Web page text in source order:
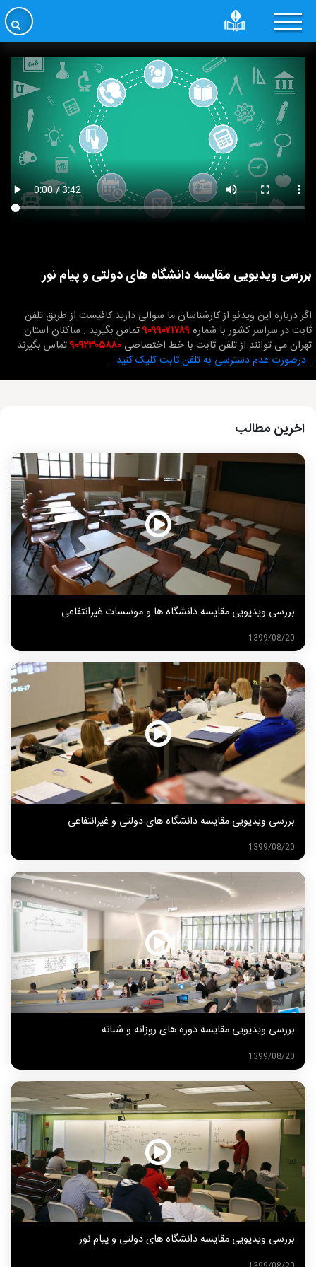
بررسی ویدیویی مقایسه دانشگاه های دولتی و پیام نور
اگر درباره این ویدئو از کارشناسان ما سوالی دارید کافیست از طریق تلفن
ثابت در سراسر کشور با شماره۹۰۹۹۰۷۱۷۸۹تماس بگیرید . ساکنان استان
تهران می توانند از تلفن ثابت با خط اختصاصی۹۰۹۲۳۰۵۸۸۰تماس بگیرند
.درصورت عدم دسترسی به تلفن ثابت کلیک کنید .
اخرین مطالب
بررسی ویدیویی مقایسه دانشگاه ها و موسسات غیرانتفاعی
1399/08/20
بررسی ویدیویی مقایسه دانشگاه های دولتی و غیرانتفاعی
1399/08/20
بررسی ویدیویی مقایسه دوره های روزانه و شبانه
1399/08/20
بررسی ویدیویی مقایسه دانشگاه های دولتی و پیام نور